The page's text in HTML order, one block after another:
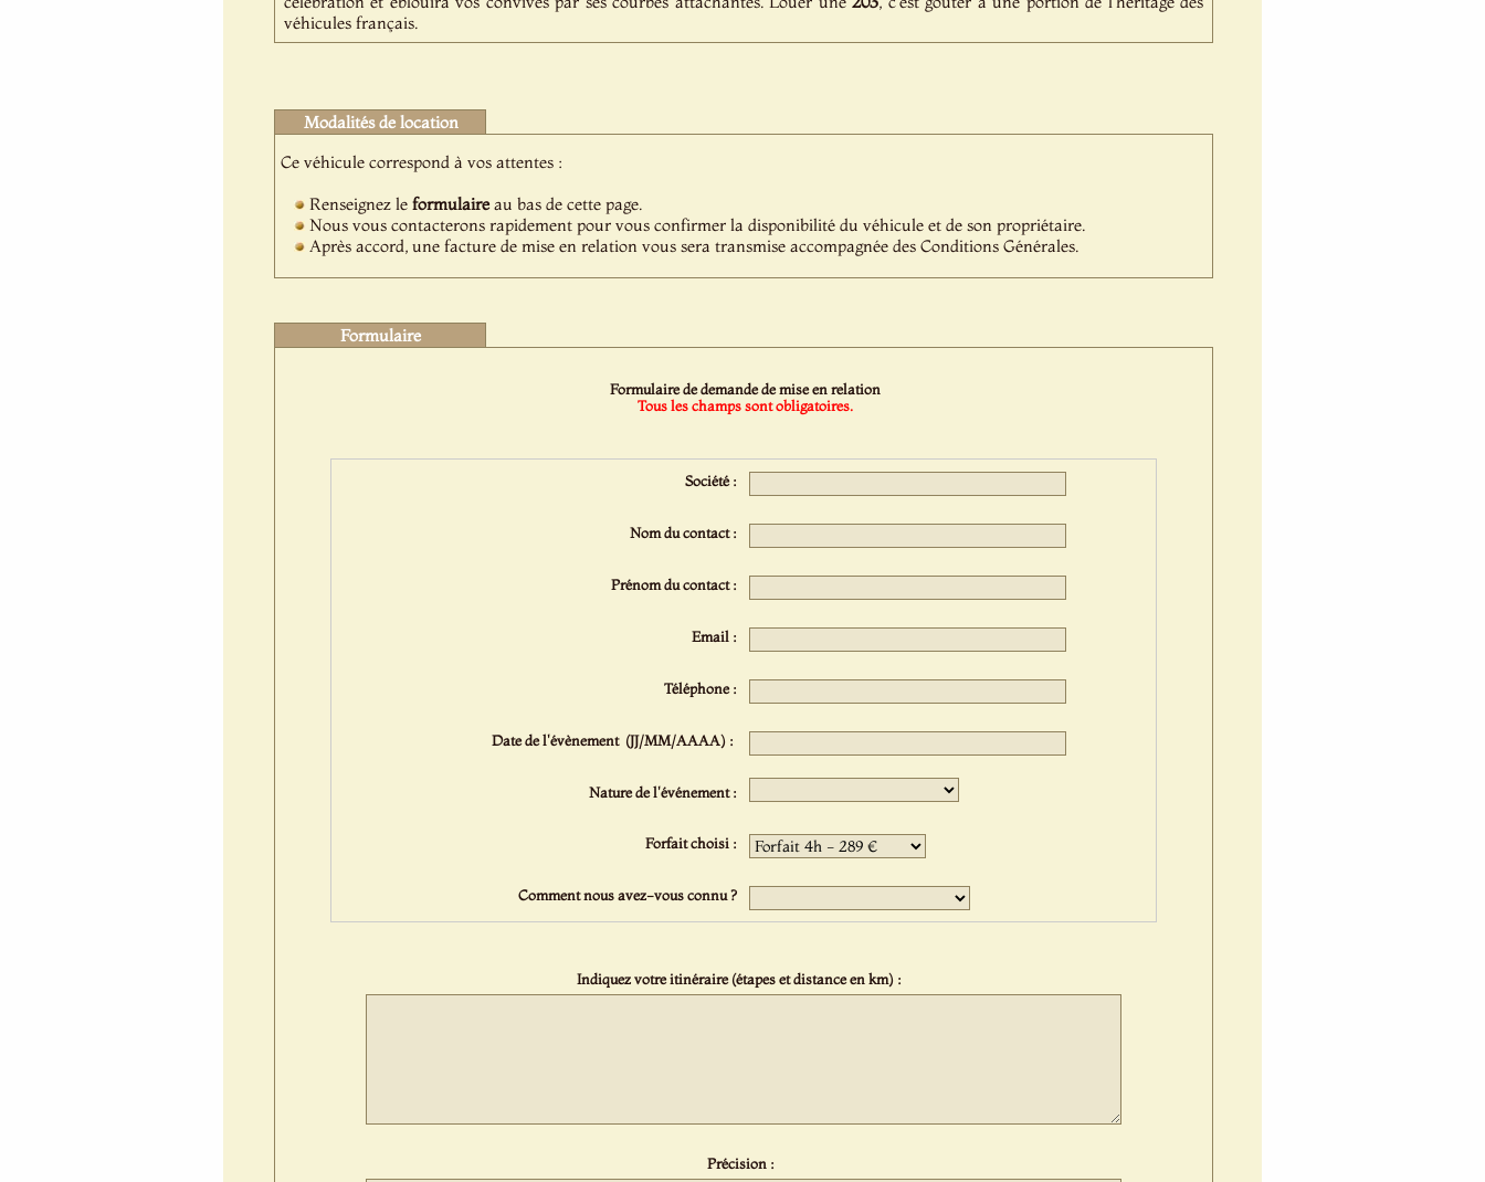
véhicules français.
Modalités de location
Ce véhicule correspond à vos attentes :
Renseignez le formulaireau bas de cette page.
Nous vous contacterons rapidement pour vous confirmer la disponibilité du véhicule et de son propriétaire.
Après accord, une facture de mise en relation vous sera transmise accompagnée des Conditions Générales.
Formulaire
Formulaire de demande de mise en relation
Tous les champs sont obligatoires.
Société :
Nom du contact :
Prénom du contact :
Email :
Téléphone :
Date de l'évènement (JJ/MM/AAAA) :
Nature de l'événement :
Forfait choisi :
Comment nous avez-vous connu ?
Indiquez votre itinéraire (étapes et distance en km) :
Précision :